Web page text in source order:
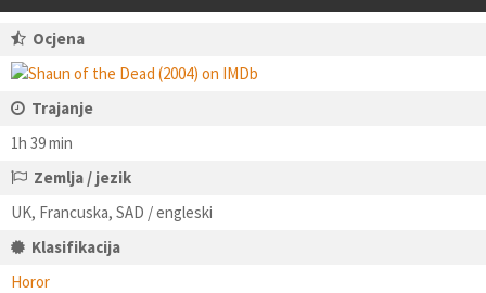
Ocjena
Trajanje
1h 39 min
Zemlja / jezik
UK, Francuska, SAD / engleski
Klasifikacija
Horor